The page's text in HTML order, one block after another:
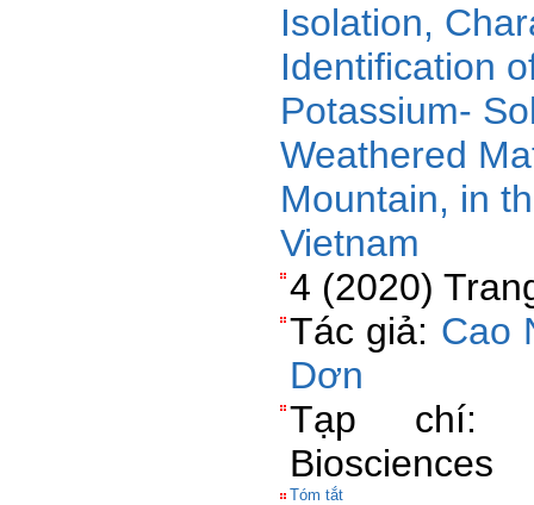
Isolation,
Identification
Potassium-
Weathered
Mountain, in
Vietnam
4 (2020)
Tác giả: Cao
Dơn
Tạp chí:
Biosciences
Tóm tắt